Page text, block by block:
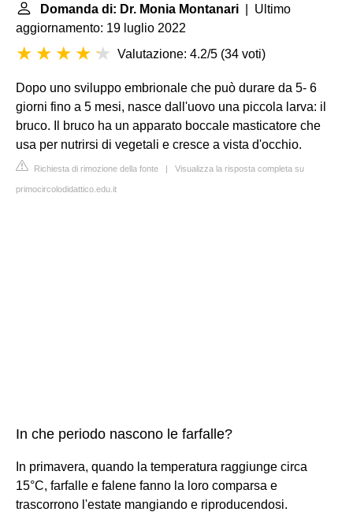
Domanda di: Dr. Monia Montanari | Ultimo
aggiornamento: 19 luglio 2022
Valutazione: 4.2/5 (34 voti)
Dopo uno sviluppo embrionale che può durare da 5- 6
giorni fino a 5 mesi, nasce dall'uovo una piccola larva: il
bruco. Il bruco ha un apparato boccale masticatore che
usa per nutrirsi di vegetali e cresce a vista d'occhio.
Richiesta di rimozione della fonte | Visualizza la risposta completa su
primocircolodidattico.edu.it
In che periodo nascono le farfalle?
In primavera, quando la temperatura raggiunge circa
15°C, farfalle e falene fanno la loro comparsa e
trascorrono l'estate mangiando e riproducendosi.